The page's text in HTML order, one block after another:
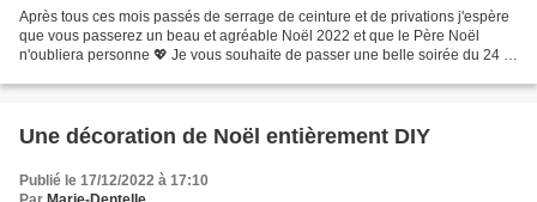
Après tous ces mois passés de serrage de ceinture et de privations j'espère
que vous passerez un beau et agréable Noël 2022 et que le Père Noël
n'oubliera personne 💖 Je vous souhaite de passer une belle soirée du 24 et
Une décoration de Noël entièrement DIY
Publié le 17/12/2022 à 17:10